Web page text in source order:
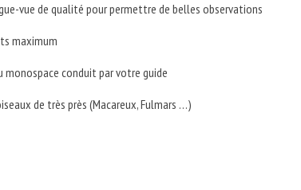
vue de qualité pour permettre de belles observations
maximum
monospace conduit par votre guide
de très près (Macareux, Fulmars …)